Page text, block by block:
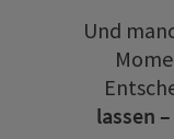
Und
lassen